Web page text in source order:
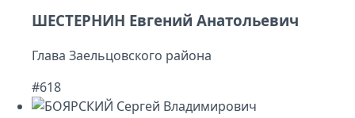
ШЕСТЕРНИН Евгений Анатольевич
Глава Заельцовского района
#618